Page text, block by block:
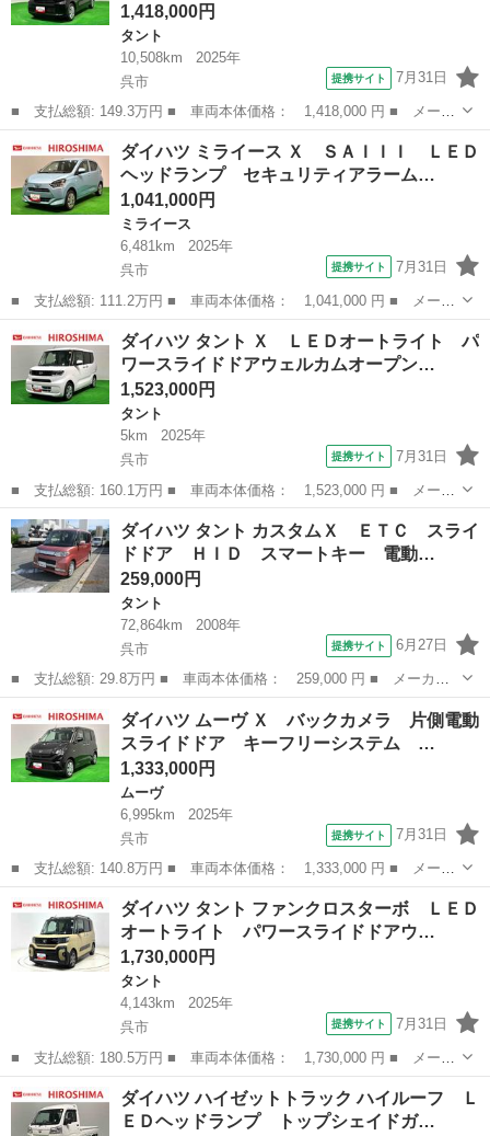
1,418,000円
タント
10,508km
2025年
呉市
提携サイト 7月31日
■ 支払総額: 149.3万円 ■ 車両本体価格： 1,418,000 円 ■ メーカ
ー名： ダイハツ ■ 車種名： タント ■ グレード名： Ｘ ＬＥ
Ｄオートライト パワースライドドアウェルカムオープン機能 電動
パーキン...
広島 呉市 タント
ダイハツ ミライース Ｘ ＳＡＩＩＩ ＬＥＤ
ヘッドランプ セキュリティアラーム…
1,041,000円
ミライース
6,481km
2025年
呉市
提携サイト 7月31日
■ 支払総額: 111.2万円 ■ 車両本体価格： 1,041,000 円 ■ メーカ
ー名： ダイハツ ■ 車種名： ミライース ■ グレード名： Ｘ
ＳＡＩＩＩ ＬＥＤヘッドランプ セキュリティアラーム コーナー
センサー...
広島 呉市 ミライース
ダイハツ タント Ｘ ＬＥＤオートライト パ
ワースライドドアウェルカムオープン…
1,523,000円
タント
5km
2025年
呉市
提携サイト 7月31日
■ 支払総額: 160.1万円 ■ 車両本体価格： 1,523,000 円 ■ メーカ
ー名： ダイハツ ■ 車種名： タント ■ グレード名： Ｘ ＬＥ
Ｄオートライト パワースライドドアウェルカムオープン機能
助手席イ...
広島 呉市 タント
ダイハツ タント カスタムＸ ＥＴＣ スライ
ドドア ＨＩＤ スマートキー 電動…
259,000円
タント
72,864km
2008年
呉市
提携サイト 6月27日
■ 支払総額: 29.8万円 ■ 車両本体価格： 259,000 円 ■ メーカー
名： ダイハツ ■ 車種名： タント ■ グレード名： カスタム
Ｘ ＥＴＣ スライドドア ＨＩＤ スマートキー 電動格納ミラ
ー ベンチシート...
広島 呉市 タント
ダイハツ ムーヴ Ｘ バックカメラ 片側電動
スライドドア キーフリーシステム …
1,333,000円
ムーヴ
6,995km
2025年
呉市
提携サイト 7月31日
■ 支払総額: 140.8万円 ■ 車両本体価格： 1,333,000 円 ■ メーカ
ー名： ダイハツ ■ 車種名： ムーヴ ■ グレード名： Ｘ バッ
クカメラ 片側電動スライドドア キーフリーシステム 純正ナビ装
着用アッ...
広島 呉市 ムーヴ
ダイハツ タント ファンクロスターボ ＬＥＤ
オートライト パワースライドドアウ…
1,730,000円
タント
4,143km
2025年
呉市
提携サイト 7月31日
■ 支払総額: 180.5万円 ■ 車両本体価格： 1,730,000 円 ■ メーカ
ー名： ダイハツ ■ 車種名： タント ■ グレード名： ファンク
ロスターボ ＬＥＤオートライト パワースライドドアウェルカムオ
ープン機...
広島 呉市 タント
ダイハツ ハイゼットトラック ハイルーフ Ｌ
ＥＤヘッドランプ トップシェイドガ…